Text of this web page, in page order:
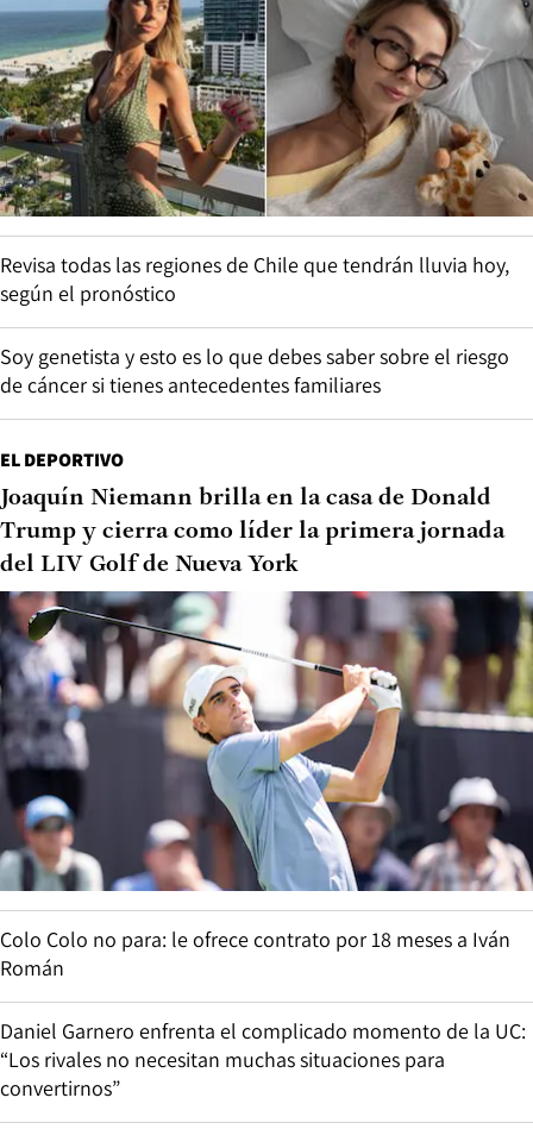
Revisa todas las regiones de Chile que tendrán lluvia hoy,
según el pronóstico
Soy genetista y esto es lo que debes saber sobre el riesgo
de cáncer si tienes antecedentes familiares
EL DEPORTIVO
Joaquín Niemann brilla en la casa de Donald
Trump y cierra como líder la primera jornada
del LIV Golf de Nueva York
Colo Colo no para: le ofrece contrato por 18 meses a Iván
Román
Daniel Garnero enfrenta el complicado momento de la UC:
“Los rivales no necesitan muchas situaciones para
convertirnos”